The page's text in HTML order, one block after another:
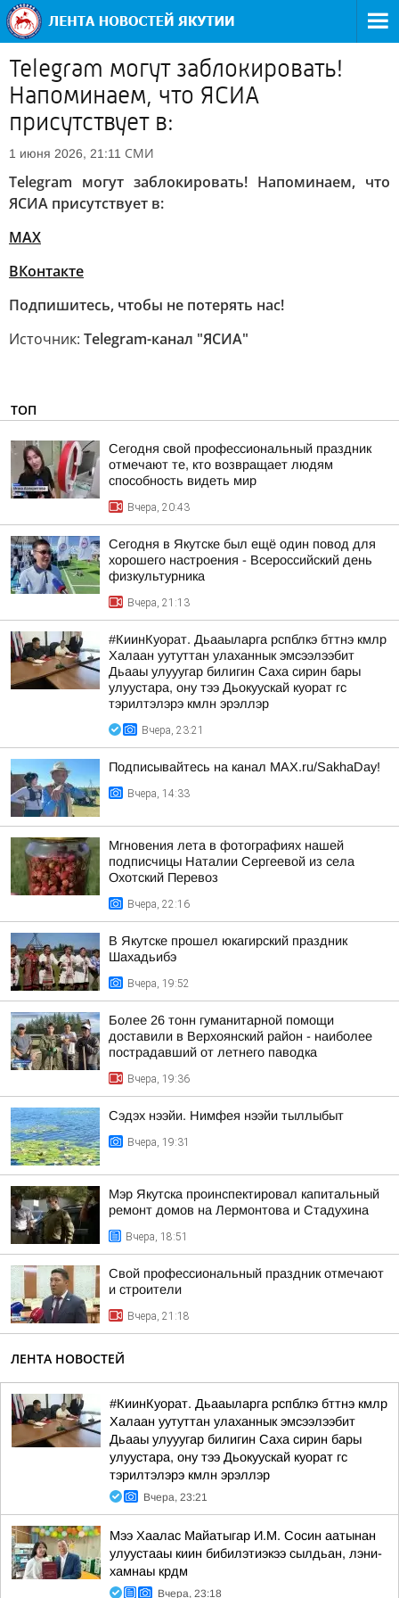
Telegram могут заблокировать!
Напоминаем, что ЯСИА
присутствует в:
1 июня 2026, 21:11 СМИ
Telegram могут заблокировать! Напоминаем, что
ЯСИА присутствует в:
MAX
ВКонтакте
Подпишитесь, чтобы не потерять нас!
Источник: Telegram-канал "ЯСИА"
ТОП
Сегодня свой профессиональный праздник
отмечают те, кто возвращает людям
способность видеть мир
Вчера, 20:43
Сегодня в Якутске был ещё один повод для
хорошего настроения - Всероссийский день
физкультурника
Вчера, 21:13
#КиинКуорат. Дьааыларга рспблкэ бттнэ кмлр
Халаан уутуттан улаханнык эмсээлээбит
Дьааы улууугар билигин Саха сирин бары
улуустара, ону тээ Дьокуускай куорат гс
тэрилтэлэрэ кмлн эрэллэр
Вчера, 23:21
Подписывайтесь на канал MAX.ru/SakhaDay!
Вчера, 14:33
Мгновения лета в фотографиях нашей
подписчицы Наталии Сергеевой из села
Охотский Перевоз
Вчера, 22:16
В Якутске прошел юкагирский праздник
Шахадьибэ
Вчера, 19:52
Более 26 тонн гуманитарной помощи
доставили в Верхоянский район - наиболее
пострадавший от летнего паводка
Вчера, 19:36
Сэдэх нээйи. Нимфея нээйи тыллыбыт
Вчера, 19:31
Мэр Якутска проинспектировал капитальный
ремонт домов на Лермонтова и Стадухина
Вчера, 18:51
Свой профессиональный праздник отмечают
и строители
Вчера, 21:18
ЛЕНТА НОВОСТЕЙ
#КиинКуорат. Дьааыларга рспблкэ бттнэ кмлр
Халаан уутуттан улаханнык эмсээлээбит
Дьааы улууугар билигин Саха сирин бары
улуустара, ону тээ Дьокуускай куорат гс
тэрилтэлэрэ кмлн эрэллэр
Вчера, 23:21
Мээ Хаалас Майатыгар И.М. Сосин аатынан
улуустааы киин бибилэтиэкээ сылдьан, лэни-
хамнаы крдм
Вчера, 23:18